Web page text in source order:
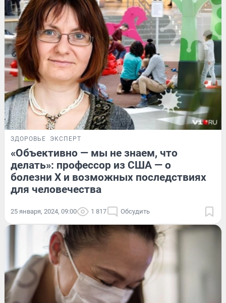
ЗДОРОВЬЕ ЭКСПЕРТ
«Объективно — мы не знаем, что
делать»: профессор из США — о
болезни Х и возможных последствиях
для человечества
25 января, 2024, 09:00 1 817 Обсудить